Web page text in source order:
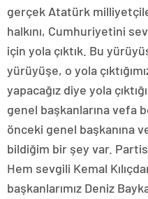
gerçek Atatürk
halkını, Cumhuriyetini
için yola çıktık. Bu
yürüyüşe, o yola
yapacağız diye yola
genel başkanlarına vefa
önceki genel başkanına
bildiğim bir şey var.
Hem sevgili Kemal
başkanlarımız Deniz